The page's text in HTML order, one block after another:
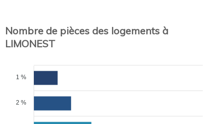
Nombre de pièces des logements à
LIMONEST
1 %
2 %